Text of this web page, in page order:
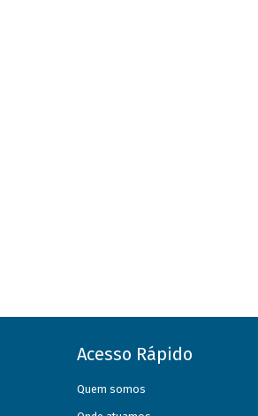
Acesso Rápido
Quem somos